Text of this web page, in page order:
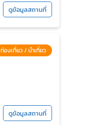
ดูข้อมูลสถานที่
ท่องเที่ยว / นำเที่ยว
ดูข้อมูลสถานที่